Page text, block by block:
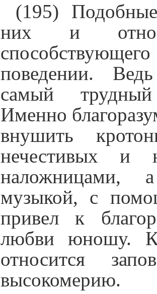
(195)
них и
поведении.
самый
Именно
внушить
нечестивых и
наложницами,
музыкой, с
привел к
любви юношу. К
относится
высокомерию.